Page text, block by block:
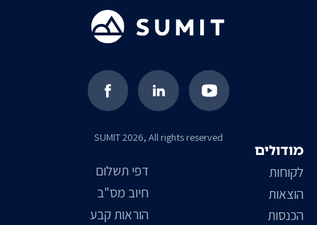
SUMIT 2026, All rights reserved
דפי תשלום
חיוב מס"ב
הוראות קבע
מודולים
לקוחות
הוצאות
הכנסות